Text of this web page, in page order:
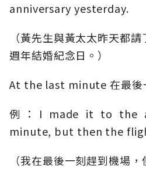
anniversary yesterday.
（黃先生與黃太太昨天都
週年結婚紀念日。）
At the last minute 在最後
例：I made it to the
minute, but then the
（我在最後一刻趕到機場，